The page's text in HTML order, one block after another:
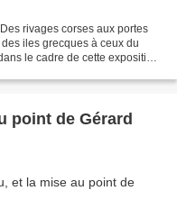
rivages corses aux portes
iles grecques à ceux du
le cadre de cette exposition
point de Gérard